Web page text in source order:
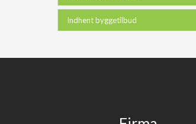
Indhent byggetilbud